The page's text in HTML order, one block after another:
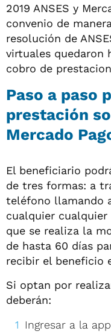
2019 ANSES y
convenio de
resolución de
virtuales quedaron
cobro de
Paso a paso
prestación
Mercado
El beneficiario
de tres formas: a
teléfono llamando
cualquier cualquier
que se realiza la
de hasta 60 días
recibir el beneficio
Si optan por
deberán:
Ingresar a la